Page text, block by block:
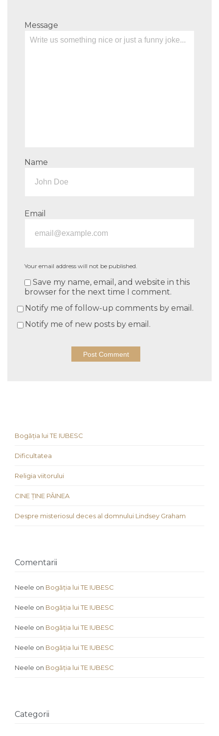
Message
Name
Email
Your email address will not be published.
Save my name, email, and website in this
browser for the next time I comment.
Notify me of follow-up comments by email.
Notify me of new posts by email.
Bogăția lui TE IUBESC
Dificultatea
Religia viitorului
CINE ȚINE PÂINEA
Despre misteriosul deces al domnului Lindsey Graham
Comentarii
Neele on Bogăția lui TE IUBESC
Neele on Bogăția lui TE IUBESC
Neele on Bogăția lui TE IUBESC
Neele on Bogăția lui TE IUBESC
Neele on Bogăția lui TE IUBESC
Categorii